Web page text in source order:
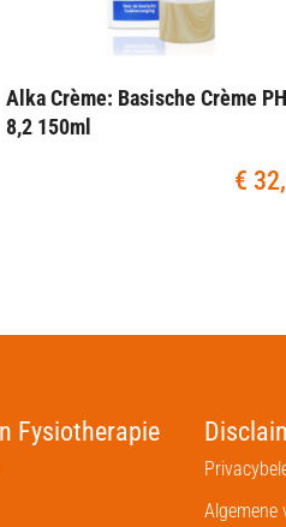
Alka Crème: Basische Crème PH
8,2 150ml
€
Fysiotherapie
Algemene